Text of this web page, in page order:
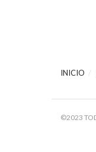
INICIO
©2023